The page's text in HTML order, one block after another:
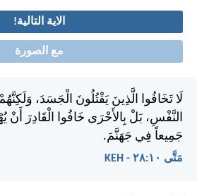
الاية التالية!
مع الصورة
لَا تَخَافُوا الَّذِينَ يَقْتُلُونَ الْجَسَدَ،
النَّفْسِ، بَلْ بِالأَحْرَى خَافُوا الْقَادِرَ
جَمِيعاً فِي جَهَنَّمَ.
مَتَّى ١٠:‏٢٨ - KEH